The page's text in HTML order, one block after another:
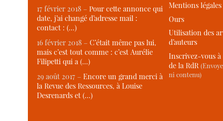
17 février 2018 –Pour cette annonce qui
date, j’ai changé d’adresse mail :
contact : (…)
16 février 2018 –C’était même pas lui,
mais c’est tout comme : c’est Aurélie
Filipetti qui a (…)
29 août 2017 –Encore un grand merci à
la Revue des Ressources, à Louise
Desrenards et (…)
Mentions légales
Ours
Utilisation des
d’auteurs
Inscrivez-vous
de la RdR
ni contenu)